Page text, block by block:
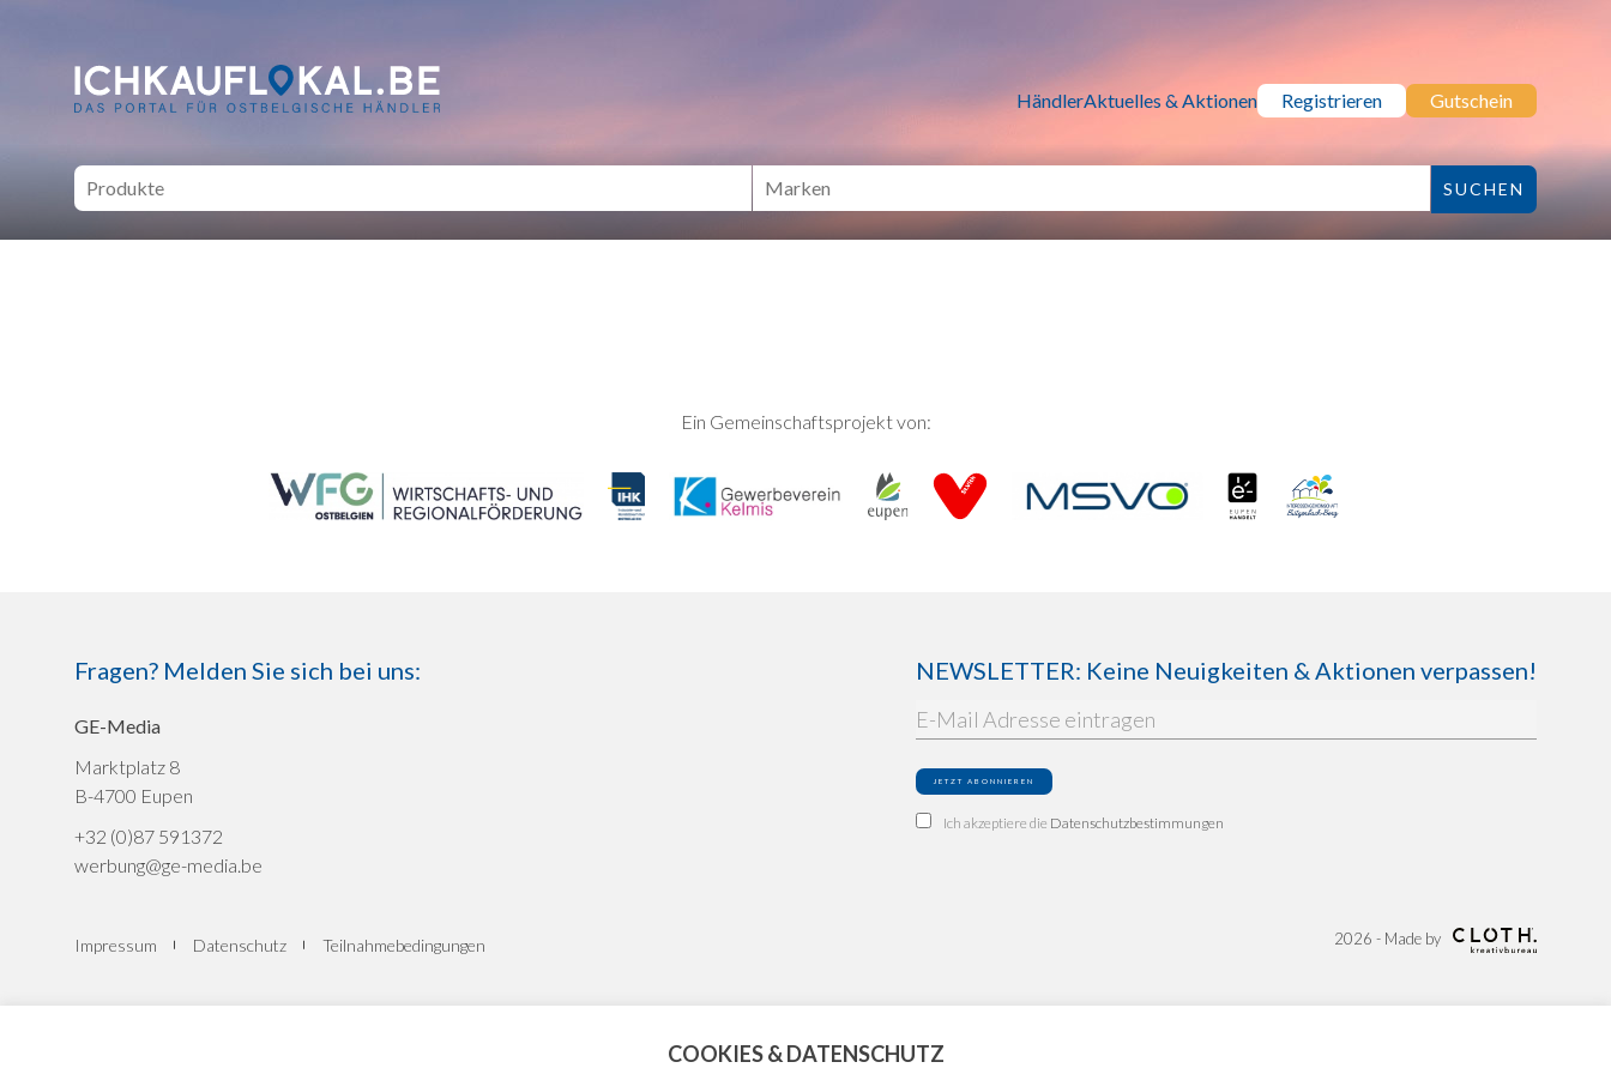
ich kauf lokal - Bei lokalen Händlern online Shoppen HändlerAktuelles & Aktionen Registrieren Gutschein
Ein Gemeinschaftsprojekt von:
Fragen? Melden Sie sich bei uns:
GE-Media
Marktplatz 8
B-4700 Eupen
+32 (0)87 591372
werbung@ge-media.be
NEWSLETTER: Keine Neuigkeiten & Aktionen verpassen!
Ich akzeptiere die Datenschutzbestimmungen
Impressum Datenschutz Teilnahmebedingungen 2026 - Made by
COOKIES & DATENSCHUTZ